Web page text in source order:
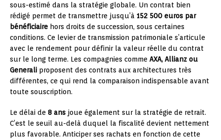
sous-estimé dans la stratégie globale. Un contrat bien
rédigé permet de transmettre jusqu’à 152 500 euros par
bénéficiaire hors droits de succession, sous certaines
conditions. Ce levier de transmission patrimoniale s’articule
avec le rendement pour définir la valeur réelle du contrat
sur le long terme. Les compagnies comme AXA, Allianz ou
Generali proposent des contrats aux architectures très
différentes, ce qui rend la comparaison indispensable avant
toute souscription.
Le délai de 8 ans joue également sur la stratégie de retrait.
C’est le seuil au-delà duquel la fiscalité devient nettement
plus favorable. Anticiper ses rachats en fonction de cette